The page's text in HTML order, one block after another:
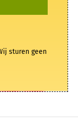
sturen geen